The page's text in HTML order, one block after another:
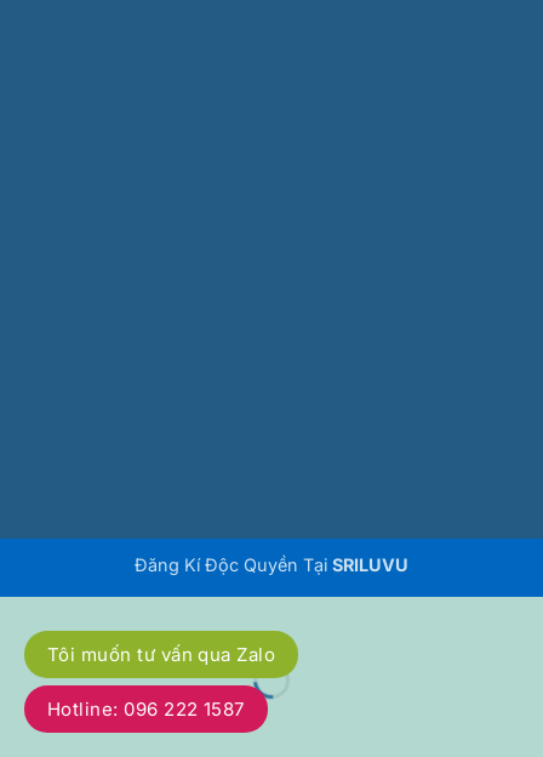
Đăng Kí Độc Quyền Tại SRILUVU
Tôi muốn tư vấn qua Zalo
Hotline: 096 222 1587